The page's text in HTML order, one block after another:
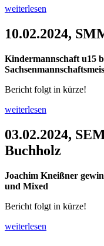
weiterlesen
10.02.2024,
Kindermannschaft u15
Bericht folgt in kürze!
weiterlesen
03.02.2024,
Buchholz
Joachim Kneißner
und Mixed
Bericht folgt in kürze!
weiterlesen